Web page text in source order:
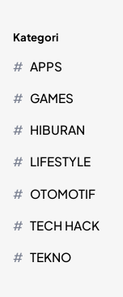
Kategori
APPS
GAMES
HIBURAN
LIFESTYLE
OTOMOTIF
TECH HACK
TEKNO